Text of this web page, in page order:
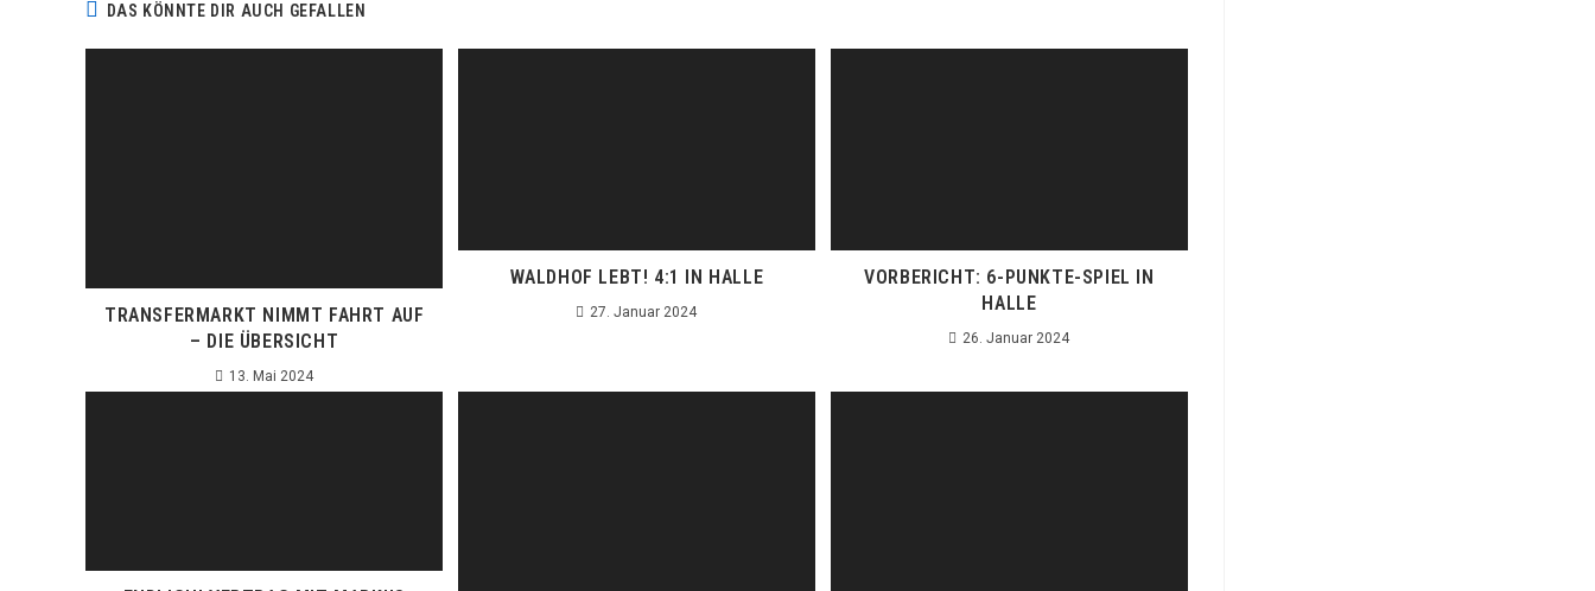
DAS KÖNNTE DIR AUCH GEFALLEN
TRANSFERMARKT NIMMT FAHRT AUF
– DIE ÜBERSICHT
13. Mai 2024
WALDHOF LEBT! 4:1 IN HALLE
27. Januar 2024
VORBERICHT: 6-PUNKTE-SPIEL IN
HALLE
26. Januar 2024